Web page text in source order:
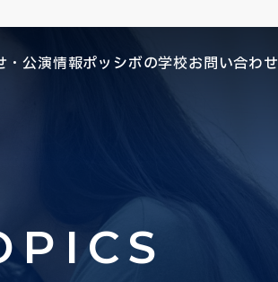
・公演情報ポッシボの学校お問い合わせ